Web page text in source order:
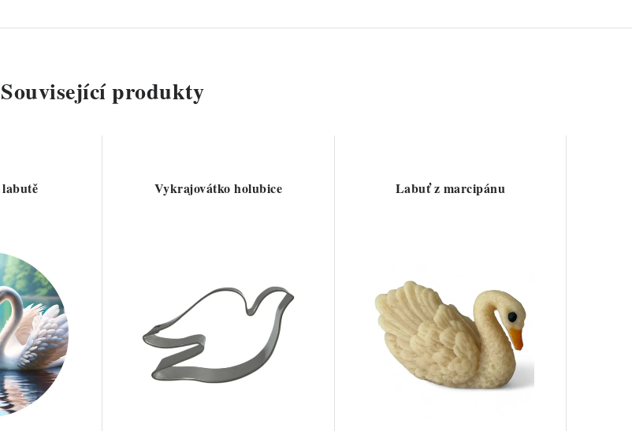
Související produkty
Vykrajovátko holubice Labuť z marcipánu